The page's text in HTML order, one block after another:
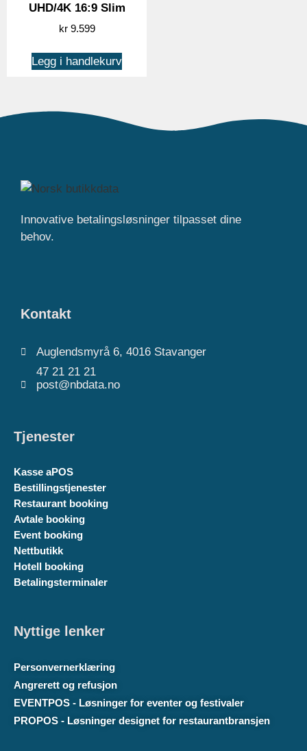
UHD/4K 16:9 Slim
kr9.599
Legg i handlekurv
Innovative betalingsløsninger tilpasset dine
behov.
Kontakt
Auglendsmyrå 6, 4016 Stavanger
47 21 21 21
post@nbdata.no
Tjenester
Kasse aPOS
Bestillingstjenester
Restaurant booking
Avtale booking
Event booking
Nettbutikk
Hotell booking
Betalingsterminaler
Nyttige lenker
Personvernerklæring
Angrerett og refusjon
EVENTPOS - Løsninger for eventer og festivaler
PROPOS - Løsninger designet for restaurantbransjen